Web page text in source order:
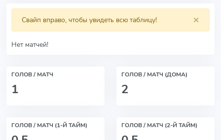
×
Свайп вправо, чтобы увидеть всю таблицу!
Нет матчей!
ГОЛОВ / МАТЧ
1
ГОЛОВ / МАТЧ (ДОМА)
2
ГОЛОВ / МАТЧ (1-Й ТАЙМ) ГОЛОВ / МАТЧ (2-Й ТАЙМ)